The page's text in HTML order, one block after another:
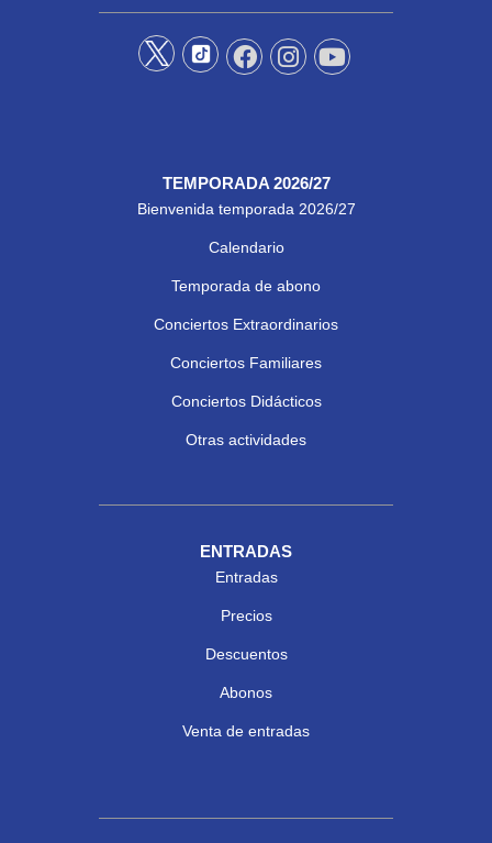
TEMPORADA 2026/27
Bienvenida temporada 2026/27
Calendario
Temporada de abono
Conciertos Extraordinarios
Conciertos Familiares
Conciertos Didácticos
Otras actividades
ENTRADAS
Entradas
Precios
Descuentos
Abonos
Venta de entradas